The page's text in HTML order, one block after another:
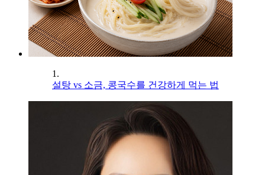
1.
설탕 vs 소금, 콩국수를 건강하게 먹는 법